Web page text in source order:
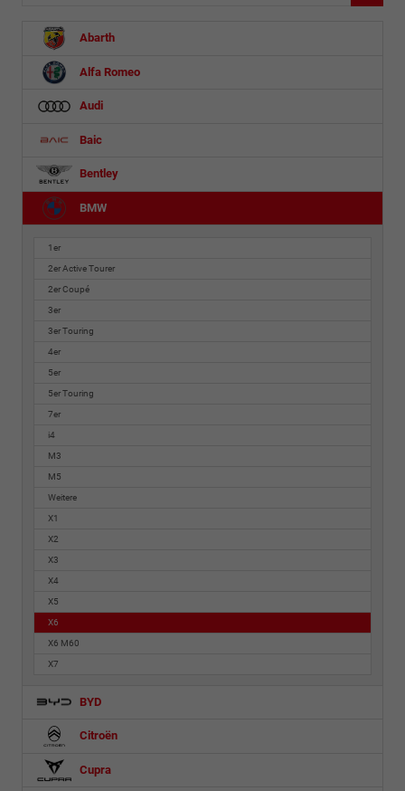
Abarth
Alfa Romeo
Audi
Baic
Bentley
BMW
1er
2er Active Tourer
2er Coupé
3er
3er Touring
4er
5er
5er Touring
7er
i4
M3
M5
Weitere
X1
X2
X3
X4
X5
X6
X6 M60
X7
BYD
Citroën
Cupra